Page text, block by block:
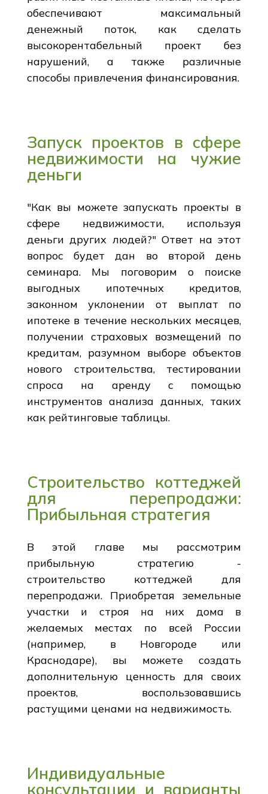
обеспечивают максимальный
денежный поток, как сделать
высокорентабельный проект без
нарушений, а также различные
способы привлечения финансирования.
Запуск проектов в сфере
недвижимости на чужие
деньги
"Как вы можете запускать проекты в
сфере недвижимости, используя
деньги других людей?" Ответ на этот
вопрос будет дан во второй день
семинара. Мы поговорим о поиске
выгодных ипотечных кредитов,
законном уклонении от выплат по
ипотеке в течение нескольких месяцев,
получении страховых возмещений по
кредитам, разумном выборе объектов
нового строительства, тестировании
спроса на аренду с помощью
инструментов анализа данных, таких
как рейтинговые таблицы.
Строительство коттеджей
для перепродажи:
Прибыльная стратегия
В этой главе мы рассмотрим
прибыльную стратегию -
строительство коттеджей для
перепродажи. Приобретая земельные
участки и строя на них дома в
желаемых местах по всей России
(например, в Новгороде или
Краснодаре), вы можете создать
дополнительную ценность для своих
проектов, воспользовавшись
растущими ценами на недвижимость.
Индивидуальные
консультации и варианты